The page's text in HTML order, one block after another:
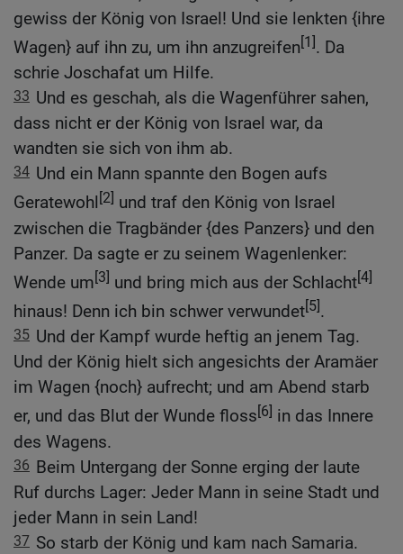
gewiss der König von Israel! Und sie lenkten {ihre
Wagen} auf ihn zu, um ihn anzugreifen[1]. Da
schrie Joschafat um Hilfe.
33 Und es geschah, als die Wagenführer sahen,
dass nicht er der König von Israel war, da
wandten sie sich von ihm ab.
34 Und ein Mann spannte den Bogen aufs
Geratewohl[2] und traf den König von Israel
zwischen die Tragbänder {des Panzers} und den
Panzer. Da sagte er zu seinem Wagenlenker:
Wende um[3] und bring mich aus der Schlacht[4]
hinaus! Denn ich bin schwer verwundet[5].
35 Und der Kampf wurde heftig an jenem Tag.
Und der König hielt sich angesichts der Aramäer
im Wagen {noch} aufrecht; und am Abend starb
er, und das Blut der Wunde floss[6] in das Innere
des Wagens.
36 Beim Untergang der Sonne erging der laute
Ruf durchs Lager: Jeder Mann in seine Stadt und
jeder Mann in sein Land!
37 So starb der König und kam nach Samaria.